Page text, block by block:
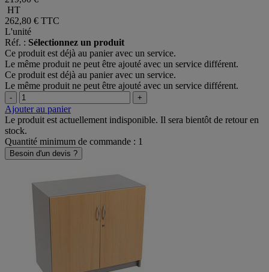
HT
262,80 € TTC
L'unité
Réf. : Sélectionnez un produit
Ce produit est déjà au panier avec un service.
Le même produit ne peut être ajouté avec un service différent.
Ce produit est déjà au panier avec un service.
Le même produit ne peut être ajouté avec un service différent.
- +
Ajouter au panier
Le produit est actuellement indisponible. Il sera bientôt de retour en
stock.
Quantité minimum de commande : 1
Besoin d'un devis ?